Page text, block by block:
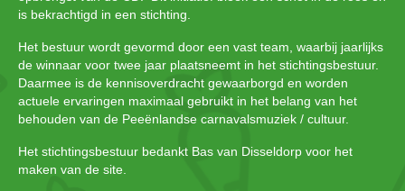
is bekrachtigd in een stichting.
Het bestuur wordt gevormd door een vast team, waarbij jaarlijks
de winnaar voor twee jaar plaatsneemt in het stichtingsbestuur.
Daarmee is de kennisoverdracht gewaarborgd en worden
actuele ervaringen maximaal gebruikt in het belang van het
behouden van de Peeënlandse carnavalsmuziek / cultuur.
Het stichtingsbestuur bedankt Bas van Disseldorp voor het
maken van de site.